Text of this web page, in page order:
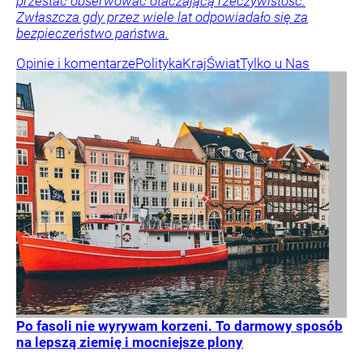
Zwłaszcza gdy przez wiele lat odpowiadało się za
bezpieczeństwo państwa.
Opinie i komentarzePolitykaKrajŚwiatTylko u Nas
Po fasoli nie wyrywam korzeni. To darmowy sposób
na lepszą ziemię i mocniejsze plony